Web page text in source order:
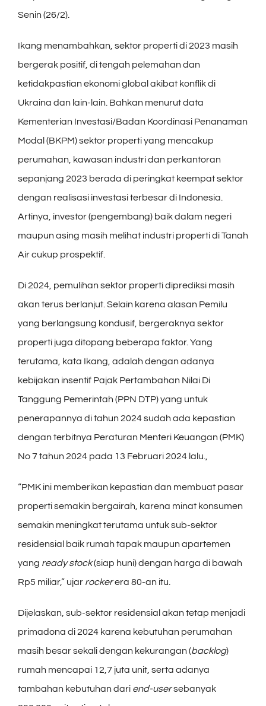
Senin (26/2).
Ikang menambahkan, sektor properti di 2023 masih
bergerak positif, di tengah pelemahan dan
ketidakpastian ekonomi global akibat konflik di
Ukraina dan lain-lain. Bahkan menurut data
Kementerian Investasi/Badan Koordinasi Penanaman
Modal (BKPM) sektor properti yang mencakup
perumahan, kawasan industri dan perkantoran
sepanjang 2023 berada di peringkat keempat sektor
dengan realisasi investasi terbesar di Indonesia.
Artinya, investor (pengembang) baik dalam negeri
maupun asing masih melihat industri properti di Tanah
Air cukup prospektif.
Di 2024, pemulihan sektor properti diprediksi masih
akan terus berlanjut. Selain karena alasan Pemilu
yang berlangsung kondusif, bergeraknya sektor
properti juga ditopang beberapa faktor. Yang
terutama, kata Ikang, adalah dengan adanya
kebijakan insentif Pajak Pertambahan Nilai Di
Tanggung Pemerintah (PPN DTP) yang untuk
penerapannya di tahun 2024 sudah ada kepastian
dengan terbitnya Peraturan Menteri Keuangan (PMK)
No 7 tahun 2024 pada 13 Februari 2024 lalu.,
“PMK ini memberikan kepastian dan membuat pasar
properti semakin bergairah, karena minat konsumen
semakin meningkat terutama untuk sub-sektor
residensial baik rumah tapak maupun apartemen
yang ready stock(siap huni) dengan harga di bawah
Rp5 miliar,” ujar rockerera 80-an itu.
Dijelaskan, sub-sektor residensial akan tetap menjadi
primadona di 2024 karena kebutuhan perumahan
masih besar sekali dengan kekurangan (backlog)
rumah mencapai 12,7 juta unit, serta adanya
tambahan kebutuhan dari end-usersebanyak